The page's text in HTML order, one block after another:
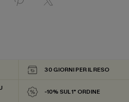
30 GIORNI PER IL RESO
-10% SUL 1° ORDINE